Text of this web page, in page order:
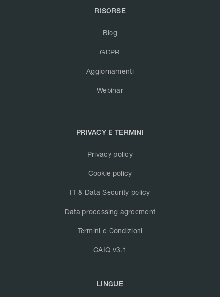
RISORSE
Blog
GDPR
Aggiornamenti
Webinar
PRIVACY E TERMINI
Privacy policy
Cookie policy
IT & Data Security policy
Data processing agreement
Termini e Condizioni
CAIQ v3.1
LINGUE